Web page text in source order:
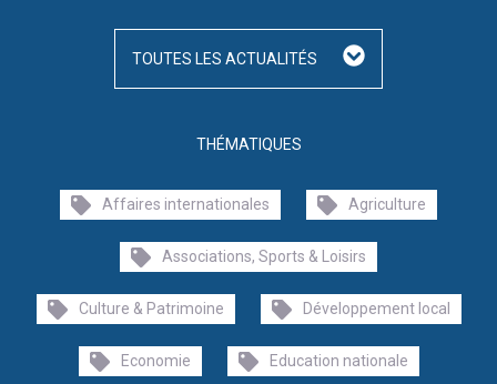
THÉMATIQUES
Affaires internationales Agriculture
Associations, Sports & Loisirs
Culture & Patrimoine Développement local
Economie Education nationale
TOUTES LES ACTUALITÉS